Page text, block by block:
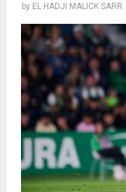
by EL HADJI MALICK SARR